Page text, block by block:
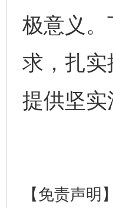
极意义
求，扎
提供坚实
【免责声